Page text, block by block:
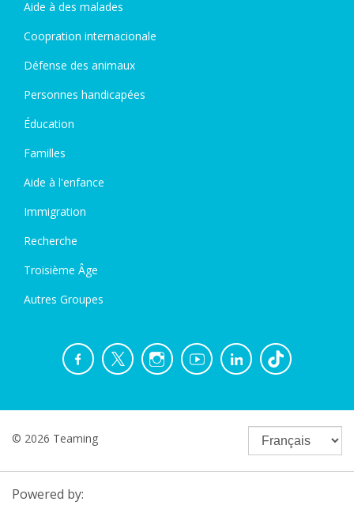
Aide à des malades
Coopration internacionale
Défense des animaux
Personnes handicapées
Éducation
Familles
Aide à l'enfance
Immigration
Recherche
Troisième Âge
Autres Groupes
© 2026 Teaming
Powered by: